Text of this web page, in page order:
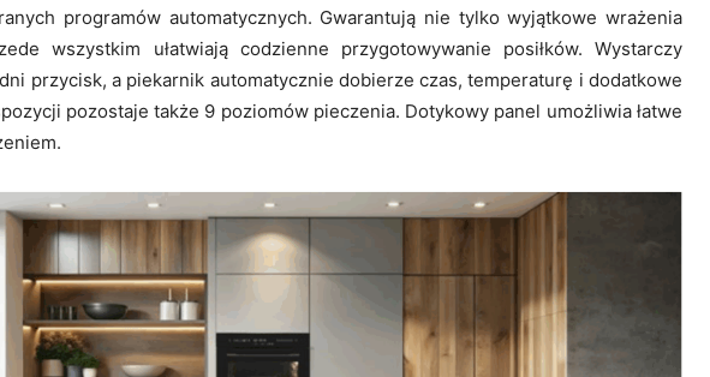
programów automatycznych. Gwarantują nie tylko wyjątkowe wrażenia
wszystkim ułatwiają codzienne przygotowywanie posiłków. Wystarczy
przycisk, a piekarnik automatycznie dobierze czas, temperaturę i dodatkowe
pozostaje także 9 poziomów pieczenia. Dotykowy panel umożliwia łatwe